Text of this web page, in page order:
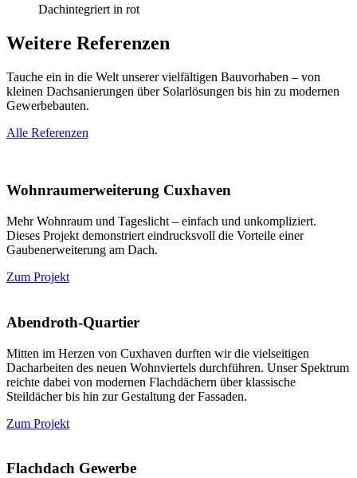
Dachintegriert in rot
Weitere Referenzen
Tauche ein in die Welt unserer vielfältigen Bauvorhaben – von
kleinen Dachsanierungen über Solarlösungen bis hin zu modernen
Gewerbebauten.
Alle Referenzen
Wohnraum­erweiterung Cuxhaven
Mehr Wohnraum und Tageslicht – einfach und unkompliziert.
Dieses Projekt demonstriert eindrucksvoll die Vorteile einer
Gaubenerweiterung am Dach.
Zum Projekt
Abendroth-Quartier
Mitten im Herzen von Cuxhaven durften wir die vielseitigen
Dacharbeiten des neuen Wohnviertels durchführen. Unser Spektrum
reichte dabei von modernen Flachdächern über klassische
Steildächer bis hin zur Gestaltung der Fassaden.
Zum Projekt
Flachdach Gewerbe